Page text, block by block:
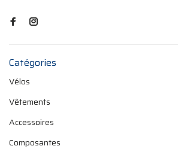
Catégories
Vélos
Vêtements
Accessoires
Composantes